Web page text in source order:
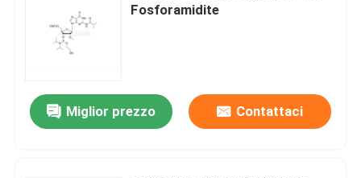
Fosforamidite
Miglior prezzo Contattaci